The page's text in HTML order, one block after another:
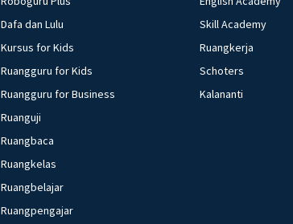
Dafa dan Lulu
Kursus for Kids
Ruangguru for Kids
Ruangguru for Business
Ruanguji
Ruangbaca
Ruangkelas
Ruangbelajar
Ruangpengajar
Skill Academy
Ruangkerja
Schoters
Kalananti